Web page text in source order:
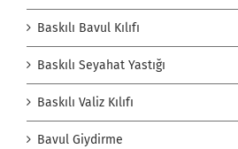
Baskılı Bavul Kılıfı
Baskılı Seyahat Yastığı
Baskılı Valiz Kılıfı
Bavul Giydirme